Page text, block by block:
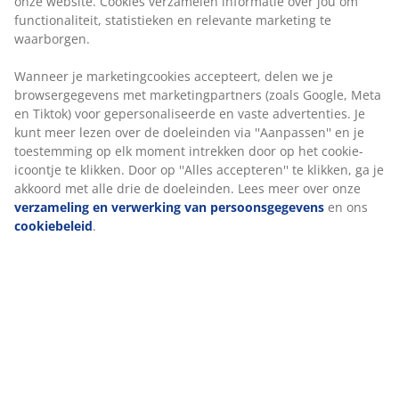
doeleinden via ''Aanpassen'' en je toestemming op elk
moment intrekken door op het cookie-icoontje te
akkoord met alle drie de doeleinden. Lees meer over
onzeverzameling en verwerking van
persoonsgegevensen onscookiebeleid.